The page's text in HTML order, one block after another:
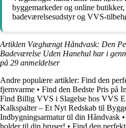
byggemarkeder og online butikker,
badeværelsesudstyr og VVS-
Artiklen Væghængt Håndvask: Den
Badeværelse Uden Hanehul har i
på 29 anmeldelser
Andre populære artikler: Find den
fjernvarme • Find den Bedste Pris på
Find Billig VVS i Slagelse hos VVS
Kalkspalter – Et Nyt Redskab til
Indbygningsarmatur til din Håndvask •
holder til din bruser! • Find den